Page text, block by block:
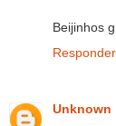
Beijinhos
Responder
Unknown